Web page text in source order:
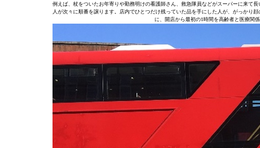
例えば、杖をついたお年寄りや勤務明けの看護師さん、救急隊員などがスーパーに来て
人が次々に順番を譲ります。店内でひとつだけ残っていた品を手にした人が、がっかり
に、開店から最初の1時間を高齢者と医療関